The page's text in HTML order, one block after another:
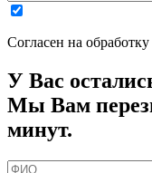
Согласен на обработку
У Вас
Мы Вам
минут.